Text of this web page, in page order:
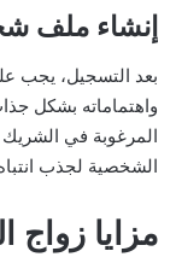
إنشاء ملف
بعد التسجيل،
واهتماماته بشكل
المرغوبة في
الشخصية لجذب
مزايا زواج